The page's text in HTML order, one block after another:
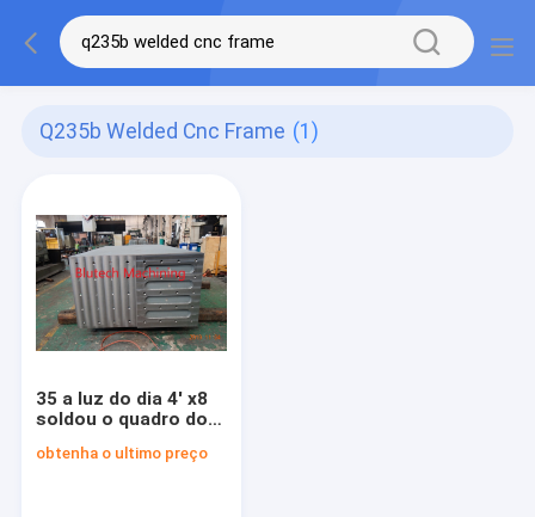
Q235b Welded Cnc Frame (1)
35 a luz do dia 4' x8
soldou o quadro do
da imprensa da
obtenha o ultimo preço